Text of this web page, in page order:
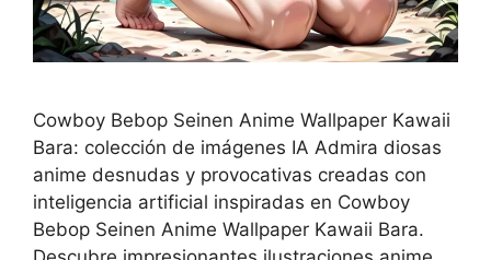
Cowboy Bebop Seinen Anime Wallpaper Kawaii
Bara: colección de imágenes IA Admira diosas
anime desnudas y provocativas creadas con
inteligencia artificial inspiradas en Cowboy
Bebop Seinen Anime Wallpaper Kawaii Bara.